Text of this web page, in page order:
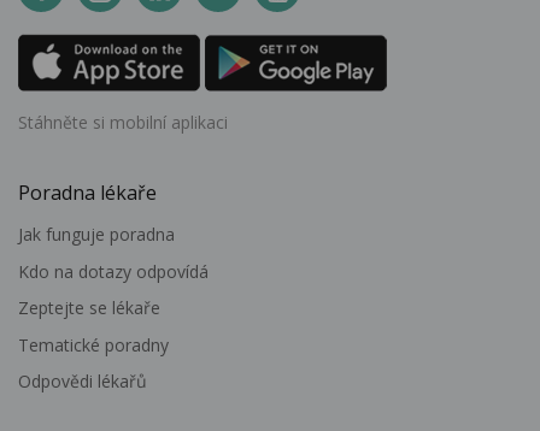
Stáhněte si mobilní aplikaci
Poradna lékaře
Jak funguje poradna
Kdo na dotazy odpovídá
Zeptejte se lékaře
Tematické poradny
Odpovědi lékařů